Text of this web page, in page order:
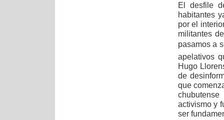
El desfile
habitantes
por el
militantes
pasamos a
apelativos
Hugo
de
que
activismo y
ser